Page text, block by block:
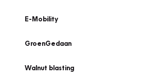
E-Mobility
GroenGedaan
Walnut blasting